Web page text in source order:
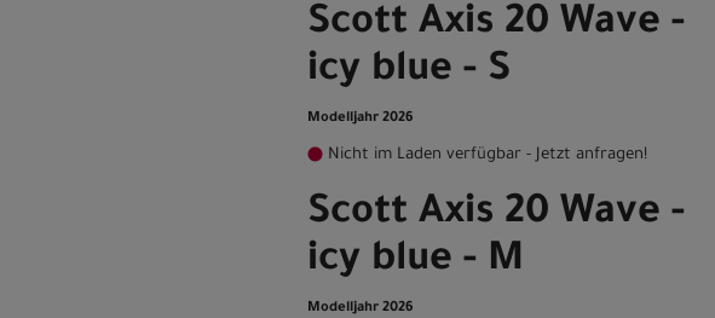
Scott Axis 20 Wave -
icy blue - S
Modelljahr 2026
Nicht im Laden verfügbar - Jetzt anfragen!
Scott Axis 20 Wave -
icy blue - M
Modelljahr 2026